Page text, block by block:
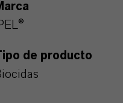
de producto